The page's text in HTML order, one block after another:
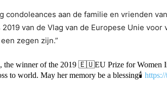
condoleances aan de familie en vrienden
van de Vlag van de Europese Unie
zegen zijn.”
the winner of the 2019 🇪🇺EU Prize for Women
to world. May her memory be a blessing🕯️